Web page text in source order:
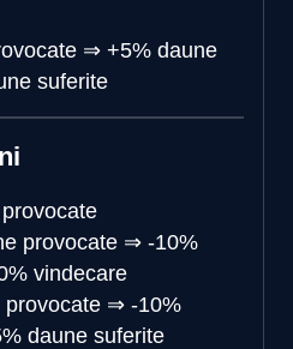
⇒ +5% daune
suferite
provocate ⇒ -10%
vindecare
provocate ⇒ -10%
daune suferite